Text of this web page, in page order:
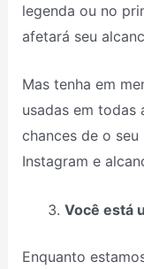
legenda ou no
afetará seu
Mas tenha em
usadas em todas
chances de o
Instagram e
Você está
Enquanto